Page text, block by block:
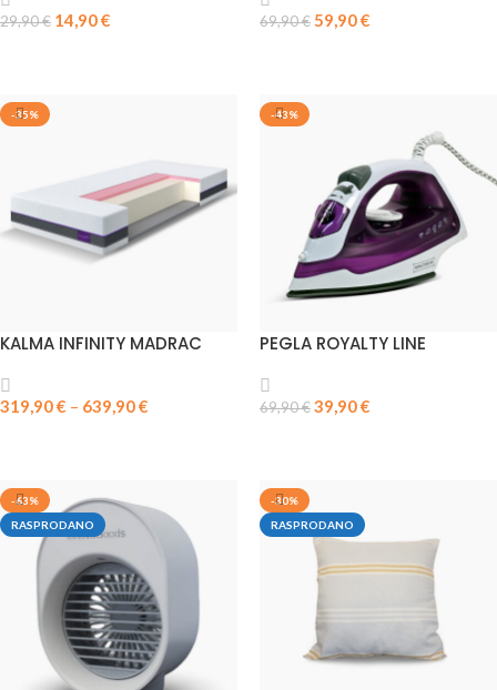
29,90€ 14,90€ 69,90€59,90€
-35%
KALMA INFINITY MADRAC
319,90€ – 639,90€
-43%
PEGLA ROYALTY LINE
69,90€39,90€
-63%
RASPRODANO
-30%
RASPRODANO